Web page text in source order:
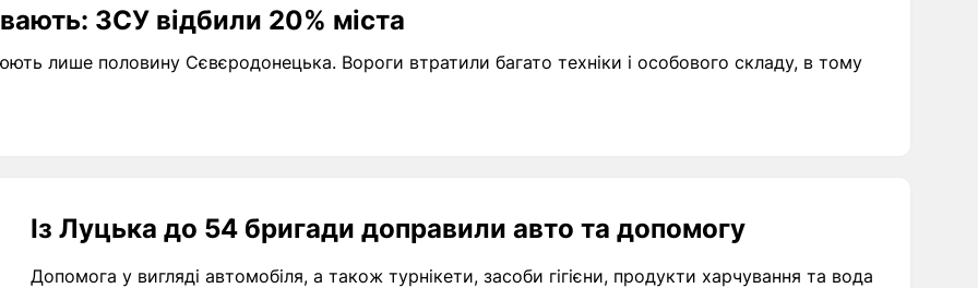
ЗСУ відбили 20% міста
лише половину Сєвєродонецька. Вороги втратили багато техніки і особового складу, в тому
Із Луцька до 54 бригади доправили авто та допомогу
Допомога у вигляді автомобіля, а також турнікети, засоби гігієни, продукти харчування та вода